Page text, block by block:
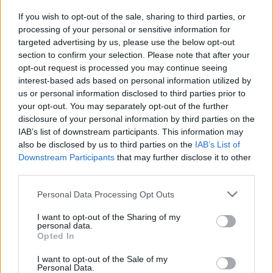
If you wish to opt-out of the sale, sharing to third parties, or
processing of your personal or sensitive information for
targeted advertising by us, please use the below opt-out
section to confirm your selection. Please note that after your
opt-out request is processed you may continue seeing
interest-based ads based on personal information utilized by
us or personal information disclosed to third parties prior to
your opt-out. You may separately opt-out of the further
disclosure of your personal information by third parties on the
IAB’s list of downstream participants. This information may
also be disclosed by us to third parties on the IAB’s List of
Downstream Participants that may further disclose it to other
Personal Data Processing Opt Outs
I want to opt-out of the Sharing of my
personal data.
Opted In
I want to opt-out of the Sale of my
Personal Data.
καλοκαιριού που όλοι αγαπάμε.»
Αυτό που κάνει τη καμπάνια ξεχωριστή είναι το
γεγονός ότι είναι η πρώτη φορά που το brand
επικοινωνεί τόσο άμεσα και προσωπικά με τους
καταναλωτές μέσω της συσκευασίας του. Τα
περισσότερα από 60 διαφορετικά μηνύματα
ενθαρρύνουν την ανακάλυψη, τη συλλογή και το
μοίρασμα, δημιουργώντας παράλληλα μια πιο
θετική, αυθεντική και εμπνευσμένη εικόνα γύρω
από το brand. Έτσι, από μια απλή συσκευασία
μετατρέπεται σε ένα “mini message board”, έναν
δημιουργικό τρόπο που οι καταναλωτές μπορούν να
δημιουργούν τις δικές τους ιστορίες.
καμπάνια, θα είναι διαθέσιμες αποκλειστικά στα